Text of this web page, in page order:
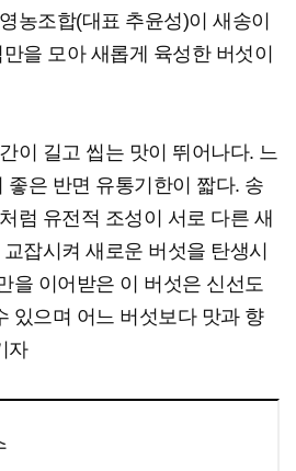
농조합(대표 추윤성)이 새송이
을 모아 새롭게 육성한 버섯이
이 길고 씹는 맛이 뛰어나다. 느
좋은 반면 유통기한이 짧다. 송
럼 유전적 조성이 서로 다른 새
잡시켜 새로운 버섯을 탄생시
을 이어받은 이 버섯은 신선도
있으며 어느 버섯보다 맛과 향
자